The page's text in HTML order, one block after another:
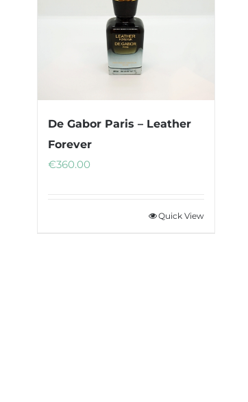
De Gabor Paris – Leather
Forever
€360.00
Quick View